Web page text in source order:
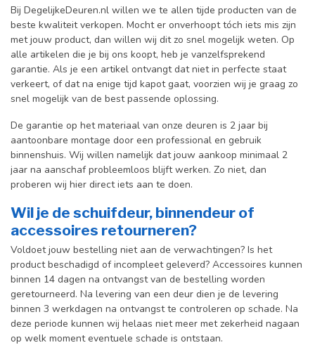
Bij DegelijkeDeuren.nl willen we te allen tijde producten van de
beste kwaliteit verkopen. Mocht er onverhoopt tóch iets mis zijn
met jouw product, dan willen wij dit zo snel mogelijk weten. Op
alle artikelen die je bij ons koopt, heb je vanzelfsprekend
garantie. Als je een artikel ontvangt dat niet in perfecte staat
verkeert, of dat na enige tijd kapot gaat, voorzien wij je graag zo
snel mogelijk van de best passende oplossing.
De garantie op het materiaal van onze deuren is 2 jaar bij
aantoonbare montage door een professional en gebruik
binnenshuis. Wij willen namelijk dat jouw aankoop minimaal 2
jaar na aanschaf probleemloos blijft werken. Zo niet, dan
proberen wij hier direct iets aan te doen.
Wil je de schuifdeur, binnendeur of
accessoires retourneren?
Voldoet jouw bestelling niet aan de verwachtingen? Is het
product beschadigd of incompleet geleverd? Accessoires kunnen
binnen 14 dagen na ontvangst van de bestelling worden
geretourneerd. Na levering van een deur dien je de levering
binnen 3 werkdagen na ontvangst te controleren op schade. Na
deze periode kunnen wij helaas niet meer met zekerheid nagaan
op welk moment eventuele schade is ontstaan.